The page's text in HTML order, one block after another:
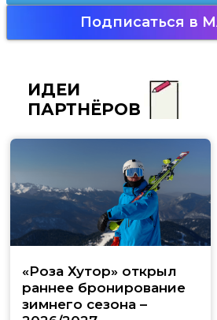
Подписаться в
ИДЕИ
ПАРТНЁРОВ
«Роза Хутор» открыл
раннее бронирование
зимнего сезона –